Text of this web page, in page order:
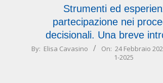
Strumenti ed
partecipazione nei
decisionali. Una breve
2025-
By: Elisa Cavasino On: 24 Febbraio
1-2025